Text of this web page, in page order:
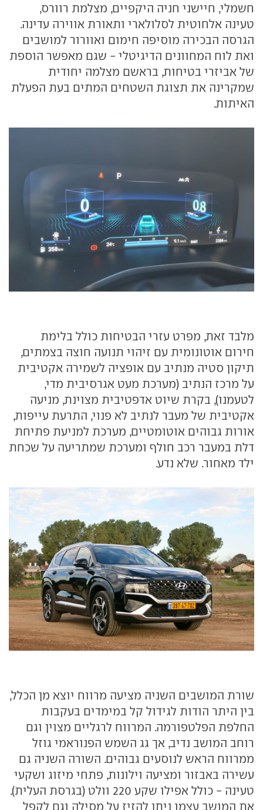
חשמלי, חיישני חניה היקפיים, מצלמת רוורס,
טעינה אלחוטית לסלולארי ותאורת אווירה עדינה.
הגרסה הבכירה מוסיפה חימום ואוורור למושבים
ואת לוח המחוונים הדיגיטלי - שגם מאפשר הוספת
של אביזרי בטיחות, בראשם מצלמה יחודית
שמקרינה את תצוגת השטחים המתים בעת הפעלת
האיתות.
מלבד זאת, מפרט עזרי הבטיחות כולל בלימת
חירום אוטונומית עם זיהוי תנועה חוצה בצמתים,
תיקון סטיה מנתיב עם אופציה לשמירה אקטיבית
על מרכז הנתיב (מערכת מעט אגרסיבית מדי,
לטעמנו), בקרת שיוט אדפטיבית מצוינת, מניעה
אקטיבית של מעבר לנתיב לא פנוי, התרעת עייפות,
אורות גבוהים אוטומטיים, מערכת למניעת פתיחת
דלת במעבר רכב חולף ומערכת שמתריעה על שכחת
ילד מאחור. שלא נדע.
שורת המושבים השניה מציעה מרווח יוצא מן הכלל,
בין היתר הודות לגידול קל במימדים בעקבות
החלפת הפלטפורמה. המרווח לרגליים מצוין וגם
רוחב המושב נדיב, אך גג השמש הפנוראמי גוזל
ממרווח הראש לנוסעים גבוהים. השורה השניה גם
עשירה באבזור ומציעה וילונות, פתחי מיזוג ושקעי
טעינה - כולל אפילו שקע 220 וולט (בגרסת העלית).
את המושב עצמו ניתן להזיז על מסילה וגם לקפל